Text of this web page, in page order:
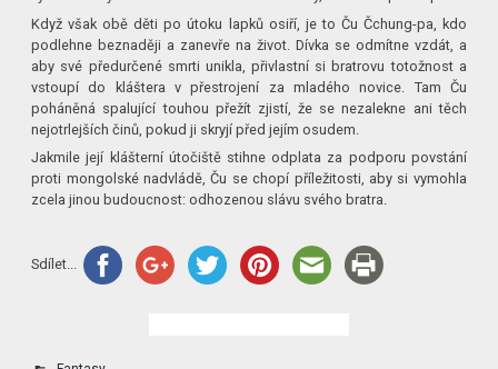
Když však obě děti po útoku lapků osiří, je to Ču Čchung-pa, kdo
podlehne beznaději a zanevře na život. Dívka se odmítne vzdát, a
aby své předurčené smrti unikla, přivlastní si bratrovu totožnost a
vstoupí do kláštera v přestrojení za mladého novice. Tam Ču
poháněná spalující touhou přežít zjistí, že se nezalekne ani těch
nejotrlejších činů, pokud ji skryjí před jejím osudem.
Jakmile její klášterní útočiště stihne odplata za podporu povstání
proti mongolské nadvládě, Ču se chopí příležitosti, aby si vymohla
zcela jinou budoucnost: odhozenou slávu svého bratra.
Sdílet...